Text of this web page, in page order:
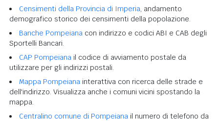
Censimenti della Provincia di Imperia, andamento
demografico storico dei censimenti della popolazione.
Banche Pompeiana con indirizzo e codici ABI e CAB degli
Sportelli Bancari.
CAP Pompeiana il codice di avviamento postale da
utilizzare per gli indirizzi postali.
Mappa Pompeiana interattiva con ricerca delle strade e
dell'indirizzo. Visualizza anche i comuni vicini spostando la
mappa.
Centralino comune di Pompeiana il numero di telefono da